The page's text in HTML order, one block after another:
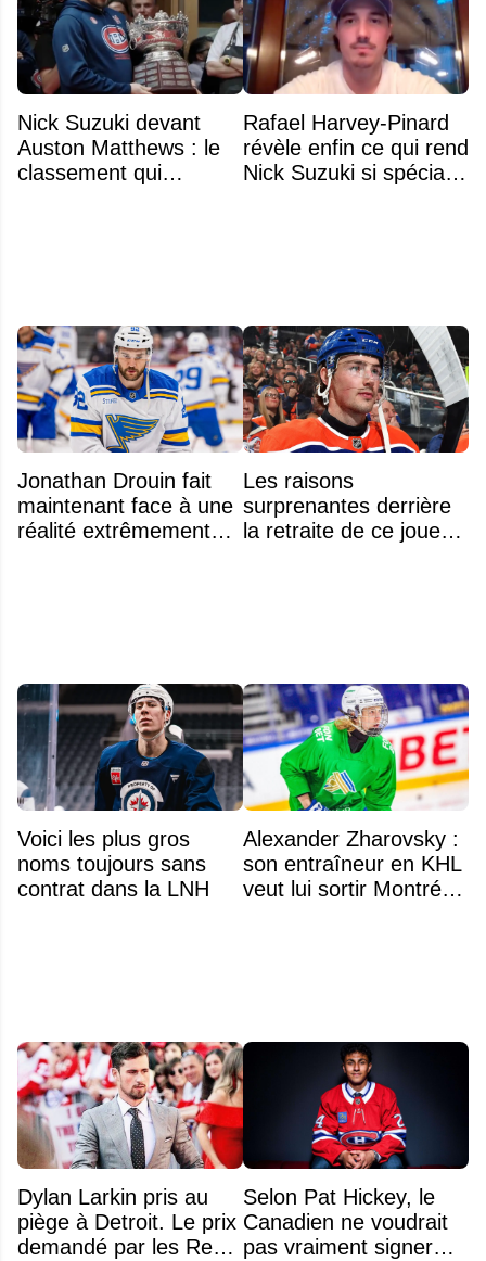
Nick Suzuki devant
Auston Matthews : le
classement qui
Rafael Harvey-Pinard
révèle enfin ce qui rend
Nick Suzuki si spécial
Jonathan Drouin fait
maintenant face à une
réalité extrêmement
Les raisons
surprenantes derrière
la retraite de ce joueur
Voici les plus gros
noms toujours sans
contrat dans la LNH
Alexander Zharovsky :
son entraîneur en KHL
veut lui sortir Montréal
Dylan Larkin pris au
piège à Detroit. Le prix
demandé par les Red
Selon Pat Hickey, le
Canadien ne voudrait
pas vraiment signer